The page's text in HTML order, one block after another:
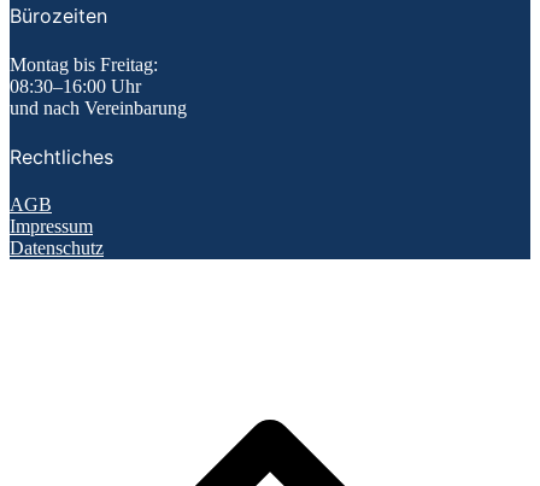
Bürozeiten
Montag bis Freitag:
08:30–16:00 Uhr
und nach Vereinbarung
Rechtliches
AGB
Impressum
Datenschutz